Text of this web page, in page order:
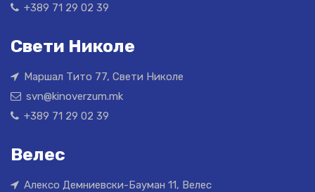
+389 71 29 02 39
Свети Николе
Маршал Тито 77, Свети Николе
svn@kinoverzum.mk
+389 71 29 02 39
Велес
Алексо Демниевски-Бауман 11, Велес